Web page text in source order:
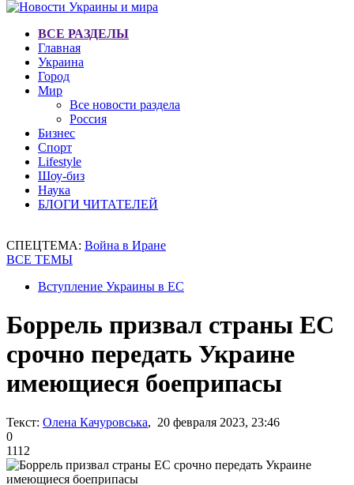
ВСЕ РАЗДЕЛЫ
Главная
Украина
Город
Мир
Все новости раздела
Россия
Бизнес
Спорт
Lifestyle
Шоу-биз
Наука
БЛОГИ ЧИТАТЕЛЕЙ
СПЕЦТЕМА: Война в Иране
ВСЕ ТЕМЫ
Вступление Украины в ЕС
Боррель призвал страны ЕС
срочно передать Украине
имеющиеся боеприпасы
Текст: Олена Качуровська, 20 февраля 2023, 23:46
0
1112